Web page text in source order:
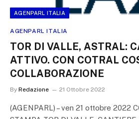
AGENPARL ITALIA
AGENPARL ITALIA
TOR DI VALLE, ASTRAL:
ATTIVO. CON COTRAL
COLLABORAZIONE
By Redazione 21 Ottobre 2022
(AGENPARL) – ven 21 ottobre 2022